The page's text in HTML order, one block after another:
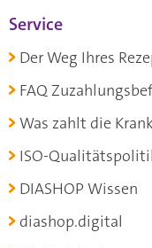
Service
Der Weg Ihres
FAQ
Was zahlt die
ISO-
DIASHOP Wissen
diashop.digital